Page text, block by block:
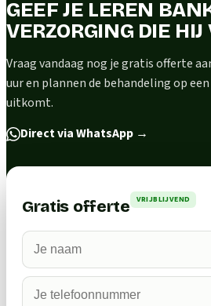
GEEF JE LEREN
VERZORGING DIE
Vraag vandaag nog je gratis offerte
uur en plannen de behandeling op
uitkomt.
Direct via WhatsApp →
Gratis offerte VRIJBLIJVEND